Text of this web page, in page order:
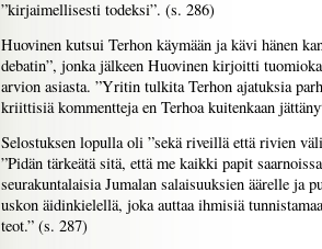
”kirjaimellisesti todeksi”. (s. 286)
Huovinen kutsui Terhon käymään ja kävi hänen
debatin”, jonka jälkeen Huovinen kirjoitti
arvion asiasta. ”Yritin tulkita Terhon ajatuksia
kriittisiä kommentteja en Terhoa kuitenkaan
Selostuksen lopulla oli ”sekä riveillä että rivien
”Pidän tärkeätä sitä, että me kaikki papit
seurakuntalaisia Jumalan salaisuuksien äärelle ja
uskon äidinkielellä, joka auttaa ihmisiä
teot.” (s. 287)